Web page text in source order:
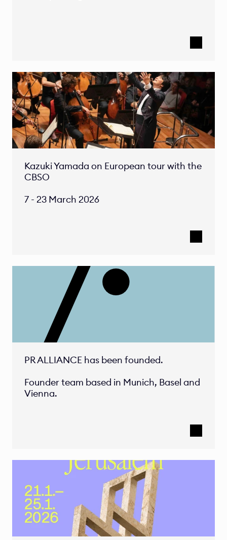
Kazuki Yamada on European tour with the
CBSO
7 - 23 March 2026
PR ALLIANCE has been founded.
Founder team based in Munich, Basel and